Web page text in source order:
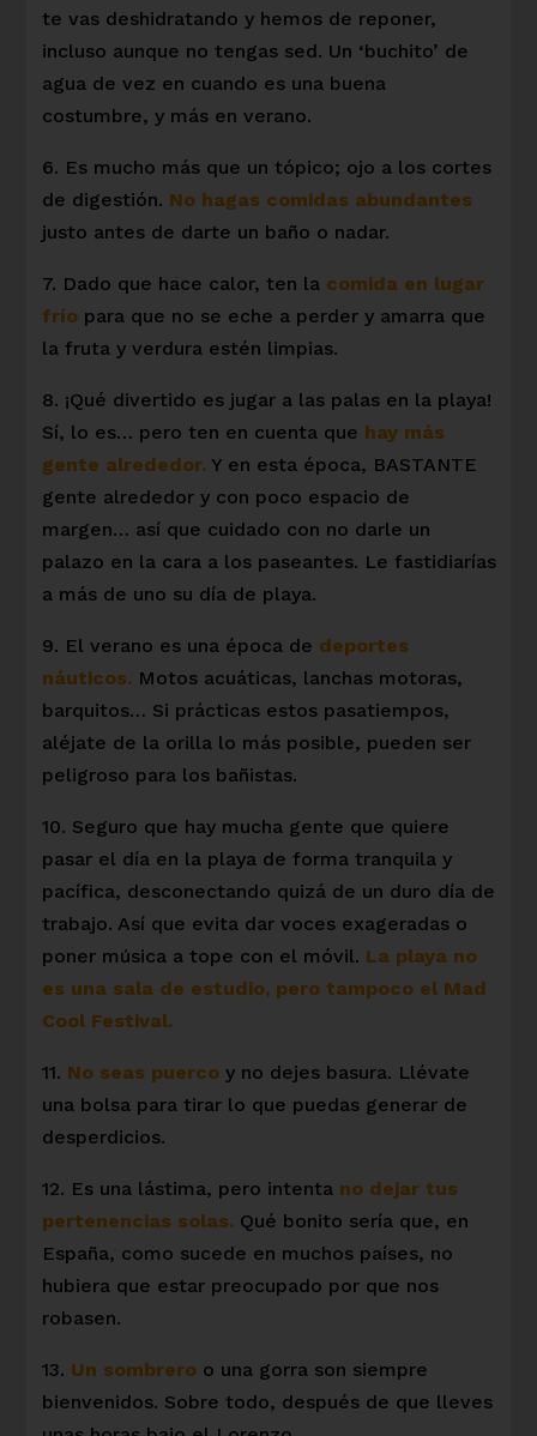
te vas deshidratando y hemos de reponer,
incluso aunque no tengas sed. Un ‘buchito’ de
agua de vez en cuando es una buena
costumbre, y más en verano.
6. Es mucho más que un tópico; ojo a los cortes
de digestión. No hagas comidas abundantes
justo antes de darte un baño o nadar.
7. Dado que hace calor, ten la comida en lugar
fríopara que no se eche a perder y amarra que
la fruta y verdura estén limpias.
8. ¡Qué divertido es jugar a las palas en la playa!
Sí, lo es… pero ten en cuenta que hay más
gente alrededor.Y en esta época, BASTANTE
gente alrededor y con poco espacio de
margen… así que cuidado con no darle un
palazo en la cara a los paseantes. Le fastidiarías
a más de uno su día de playa.
9. El verano es una época de deportes
náuticos.Motos acuáticas, lanchas motoras,
barquitos… Si prácticas estos pasatiempos,
aléjate de la orilla lo más posible, pueden ser
peligroso para los bañistas.
10. Seguro que hay mucha gente que quiere
pasar el día en la playa de forma tranquila y
pacífica, desconectando quizá de un duro día de
trabajo. Así que evita dar voces exageradas o
poner música a tope con el móvil. La playa no
es una sala de estudio, pero tampoco el Mad
Cool Festival.
11. No seas puercoy no dejes basura. Llévate
una bolsa para tirar lo que puedas generar de
desperdicios.
12. Es una lástima, pero intenta no dejar tus
pertenencias solas.Qué bonito sería que, en
España, como sucede en muchos países, no
hubiera que estar preocupado por que nos
robasen.
13. Un sombrero o una gorra son siempre
bienvenidos. Sobre todo, después de que lleves